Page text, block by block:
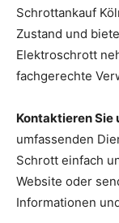
Schrottankauf
Zustand und
Elektroschrott
fachgerechte
Kontaktieren Sie
umfassenden
Schrott einfach
Website oder
Informationen